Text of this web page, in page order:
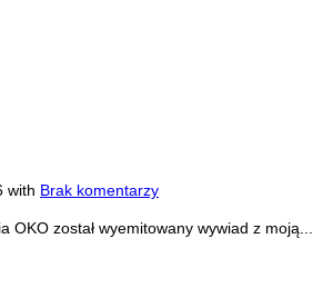
with Brak komentarzy
został wyemitowany wywiad z moją...